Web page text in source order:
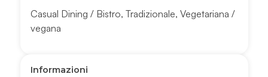
Casual Dining / Bistro,Tradizionale,Vegetariana /
vegana
Informazioni